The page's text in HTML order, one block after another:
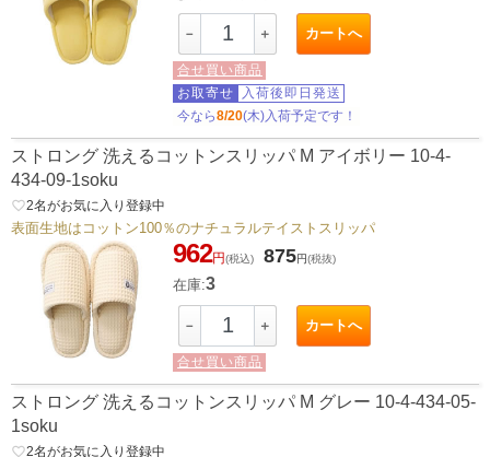
－ ＋ カートへ
合せ買い商品
お取寄せ
入荷後即日発送
今なら8/20(木)入荷予定です！
ストロング 洗えるコットンスリッパ M アイボリー 10-4-
434-09-1soku
favorite_border2名がお気に入り登録中
表面生地はコットン100％のナチュラルテイストスリッパ
962円(税込) 875円(税抜)
在庫:3
－ ＋ カートへ
合せ買い商品
ストロング 洗えるコットンスリッパ M グレー 10-4-434-05-
1soku
favorite_border2名がお気に入り登録中